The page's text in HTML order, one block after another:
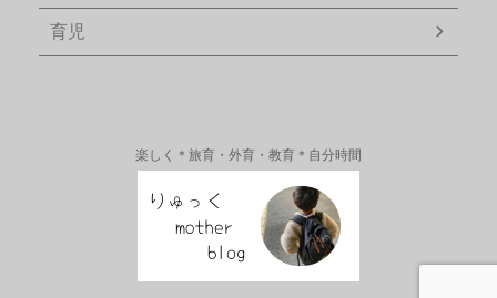
育児
楽しく＊旅育・外育・教育＊自分時間